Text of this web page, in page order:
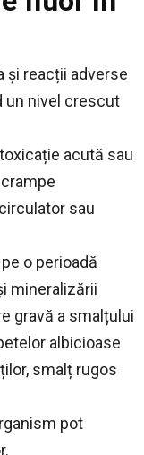
și reacții adverse
un nivel crescut
acută sau
sau
o perioadă
mineralizării
gravă a smalțului
albicioase
smalț rugos
pot